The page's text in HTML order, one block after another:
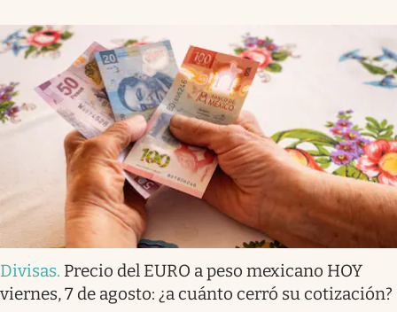
Divisas. Precio del EURO a peso mexicano HOY
viernes, 7 de agosto: ¿a cuánto cerró su cotización?